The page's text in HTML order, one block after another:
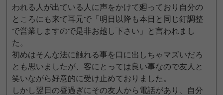
われる人が出ている人に声をかけて廻っており自分の
ところにも来て耳元で「明日以降も本日と同じ釘調整
で営業しますので是非お越し下さい」と言われまし
た。
初めはそんな法に触れる事を口に出しちゃマズいだろ
とも思いましたが、客にとっては良い事なので友人と
笑いながら好意的に受け止めておりました。
しかし翌日の昼過ぎにその友人から電話があり、自分